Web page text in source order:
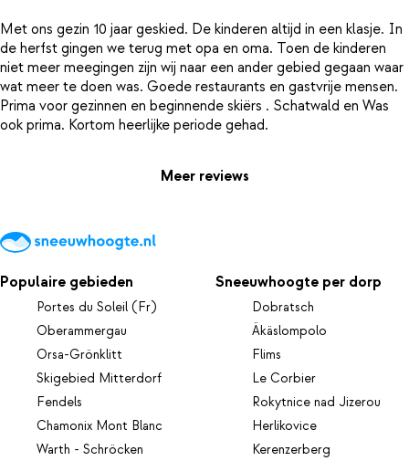
Met ons gezin 10 jaar geskied. De kinderen altijd in een klasje. In
de herfst gingen we terug met opa en oma. Toen de kinderen
niet meer meegingen zijn wij naar een ander gebied gegaan waar
wat meer te doen was. Goede restaurants en gastvrije mensen.
Prima voor gezinnen en beginnende skiërs . Schatwald en Was
Meer reviews
Populaire gebieden
Portes du Soleil (Fr)
Oberammergau
Orsa-Grönklitt
Skigebied Mitterdorf
Fendels
Chamonix Mont Blanc
Warth - Schröcken
Sneeuwhoogte per dorp
Dobratsch
Äkäslompolo
Flims
Le Corbier
Rokytnice nad Jizerou
Herlikovice
Kerenzerberg